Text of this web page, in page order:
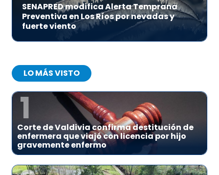
SENAPRED modifica Alerta Temprana
Preventiva en Los Ríos por nevadas y
fuerte viento
LO MÁS VISTO
1
Corte de Valdivia confirma destitución de
enfermera que viajó con licencia por hijo
gravemente enfermo